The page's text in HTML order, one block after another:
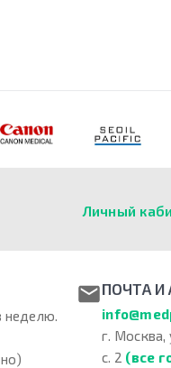
Личный
неделю.
ПОЧТА И
г. Москва,
с. 2 (все